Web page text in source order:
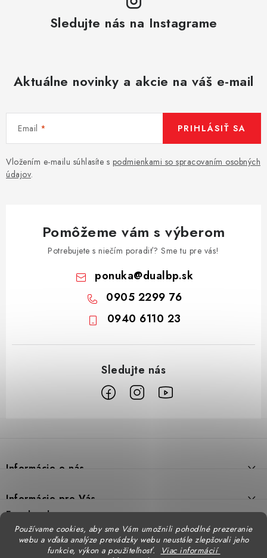
Používame cookies, aby sme Vám umožnili pohodlné prezeranie
webu a vďaka analýze prevádzky webu neustále zlepšovali jeho
funkcie, výkon a použiteľnosť.
Viac informácií
Sledujte nás na Instagrame
Aktuálne novinky a akcie na váš e-mail
Email
Vložením e-mailu súhlasíte s podmienkami so spracovaním osobných
údajov.
PRIHLÁSIŤ SA
Pomôžeme vám s výberom
Potrebujete s niečím poradiť? Sme tu pre vás!
ponuka@dualbp.sk
0905 2299 76
0940 6110 23
p
i
Informácie o nás
Prečo DUAL BP
Predajne
Doprava
Informácie pre Vás
Formulár na výmenu tovaru
Facebook
Katalógy